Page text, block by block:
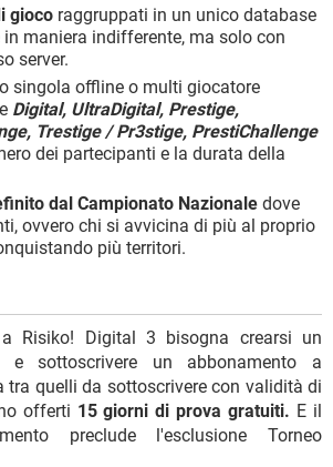
gioco raggruppati in un unico database
maniera indifferente, ma solo con
server.
singola offline o multi giocatore
Digital, UltraDigital, Prestige,
Trestige / Pr3stige, PrestiChallenge
dei partecipanti e la durata della
dal Campionato Nazionale dove
ovvero chi si avvicina di più al proprio
più territori.
Risiko! Digital 3 bisogna crearsi un
sottoscrivere un abbonamento a
tra quelli da sottoscrivere con validità di
offerti 15 giorni di prova gratuiti. E il
preclude l'esclusione Torneo